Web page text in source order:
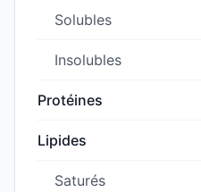
Solubles
Insolubles
Protéines
Lipides
Saturés